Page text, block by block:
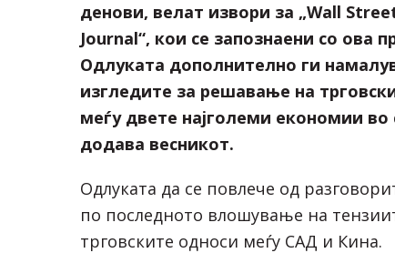
денови, велат извори за „Wall
Journal“, кои се запознаени со ова
Одлуката дополнително ги
изгледите за решавање на
меѓу двете најголеми економии во
додава весникот.
Одлуката да се повлече од
по последното влошување на
трговските односи меѓу САД и Кина.